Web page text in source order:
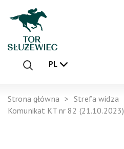
PL
Strona główna Strefa widza
Komunikat KT nr 82 (21.10.2023)